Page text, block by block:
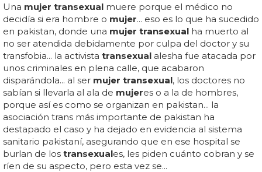
Una mujer transexual muere porque el médico no
decidía si era hombre o mujer... eso es lo que ha sucedido
en pakistan, donde una mujer transexual ha muerto al
no ser atendida debidamente por culpa del doctor y su
transfobia... la activista transexual alesha fue atacada por
unos criminales en plena calle, que acabaron
disparándola... al ser mujer transexual, los doctores no
sabían si llevarla al ala de mujeres o a la de hombres,
porque así es como se organizan en pakistan... la
asociación trans más importante de pakistan ha
destapado el caso y ha dejado en evidencia al sistema
sanitario pakistaní, asegurando que en ese hospital se
burlan de los transexuales, les piden cuánto cobran y se
ríen de su aspecto, pero esta vez se...